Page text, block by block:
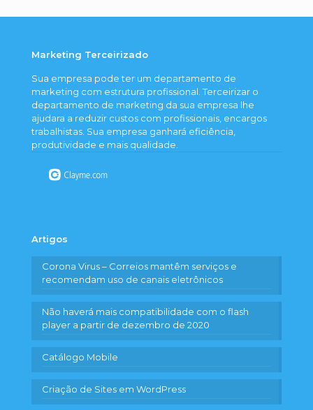
Marketing Terceirizado
Sua empresa pode ter um departamento de
marketing com estrutura profissional. Terceirizar o
departamento de marketing da sua empresa lhe
ajudara a reduzir custos com profissionais, encargos
trabalhistas. Sua empresa ganhará eficiência,
produtividade e mais qualidade.
Artigos
Corona Virus – Correios mantêm serviços e
recomendam uso de canais eletrônicos
Não haverá mais compatibilidade com o flash
player a partir de dezembro de 2020
Catálogo Mobile
Criação de Sites em WordPress